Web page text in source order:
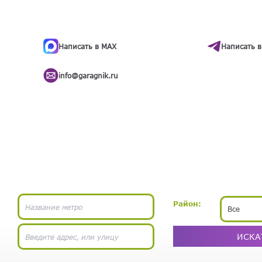
Написать в MAX Написать
info@garagnik.ru
Район:
Все